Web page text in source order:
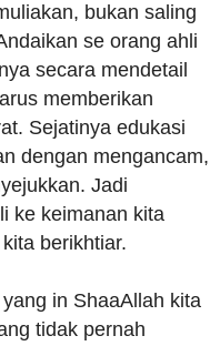
bukan saling
se orang ahli
secara mendetail
memberikan
Sejatinya edukasi
dengan mengancam,
Jadi
ke keimanan kita
berikhtiar.
in ShaaAllah kita
tidak pernah